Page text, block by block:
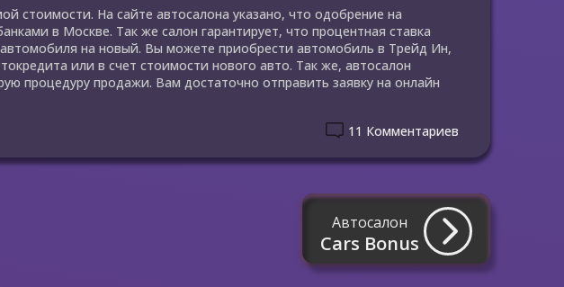
стоимости. На сайте автосалона указано, что одобрение на
в Москве. Так же салон гарантирует, что процентная ставка
автомобиля на новый. Вы можете приобрести автомобиль в Трейд Ин,
или в счет стоимости нового авто. Так же, автосалон
процедуру продажи. Вам достаточно отправить заявку на онлайн
11 Комментариев
Автосалон
Cars Bonus